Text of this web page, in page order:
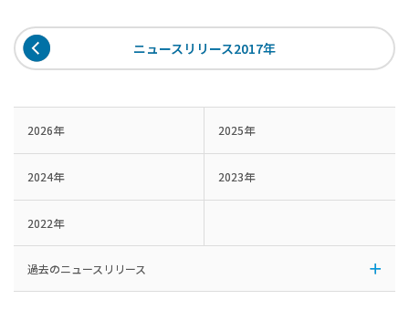
ニュースリリース2017年
2026年 2025年
2024年 2023年
2022年
過去のニュースリリース